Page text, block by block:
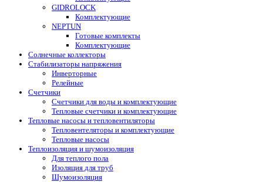
GIDROLOCK
Комплектующие
NEPTUN
Готовые комплекты
Комплектующие
Солнечные коллекторы
Стабилизаторы напряжения
Инверторные
Релейные
Счетчики
Счетчики для воды и комплектующие
Тепловые счетчики и комплектующие
Тепловые насосы и тепловентиляторы
Тепловентеляторы и комплектующие
Тепловые насосы
Теплоизоляция и шумоизоляция
Для теплого пола
Изоляция для труб
Шумоизоляция